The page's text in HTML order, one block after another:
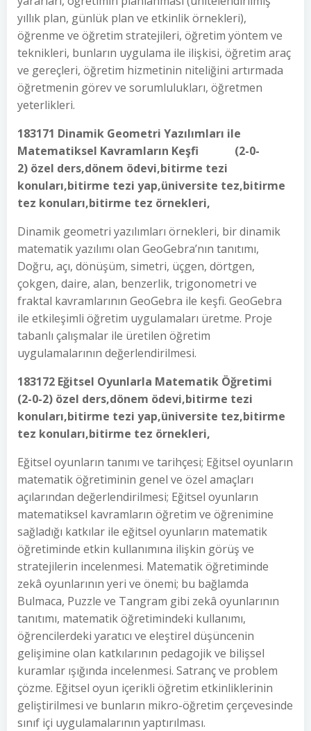
yıllık plan, günlük plan ve etkinlik örnekleri),
öğrenme ve öğretim stratejileri, öğretim yöntem ve
teknikleri, bunların uygulama ile ilişkisi, öğretim araç
ve gereçleri, öğretim hizmetinin niteliğini artırmada
öğretmenin görev ve sorumlulukları, öğretmen
yeterlikleri.
183171 Dinamik Geometri Yazılımları ile
Matematiksel Kavramların Keşfi (2-0-
2) özel ders,dönem ödevi,bitirme tezi
konuları,bitirme tezi yap,üniversite tez,bitirme
tez konuları,bitirme tez örnekleri,
Dinamik geometri yazılımları örnekleri, bir dinamik
matematik yazılımı olan GeoGebra’nın tanıtımı,
Doğru, açı, dönüşüm, simetri, üçgen, dörtgen,
çokgen, daire, alan, benzerlik, trigonometri ve
fraktal kavramlarının GeoGebra ile keşfi. GeoGebra
ile etkileşimli öğretim uygulamaları üretme. Proje
tabanlı çalışmalar ile üretilen öğretim
uygulamalarının değerlendirilmesi.
183172 Eğitsel Oyunlarla Matematik Öğretimi
(2-0-2) özel ders,dönem ödevi,bitirme tezi
konuları,bitirme tezi yap,üniversite tez,bitirme
tez konuları,bitirme tez örnekleri,
Eğitsel oyunların tanımı ve tarihçesi; Eğitsel oyunların
matematik öğretiminin genel ve özel amaçları
açılarından değerlendirilmesi; Eğitsel oyunların
matematiksel kavramların öğretim ve öğrenimine
sağladığı katkılar ile eğitsel oyunların matematik
öğretiminde etkin kullanımına ilişkin görüş ve
stratejilerin incelenmesi. Matematik öğretiminde
zekâ oyunlarının yeri ve önemi; bu bağlamda
Bulmaca, Puzzle ve Tangram gibi zekâ oyunlarının
tanıtımı, matematik öğretimindeki kullanımı,
öğrencilerdeki yaratıcı ve eleştirel düşüncenin
gelişimine olan katkılarının pedagojik ve bilişsel
kuramlar ışığında incelenmesi. Satranç ve problem
çözme. Eğitsel oyun içerikli öğretim etkinliklerinin
geliştirilmesi ve bunların mikro-öğretim çerçevesinde
sınıf içi uygulamalarının yaptırılması.